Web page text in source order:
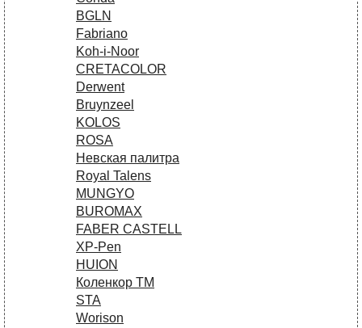
BGLN
Fabriano
Koh-i-Noor
CRETACOLOR
Derwent
Bruynzeel
KOLOS
ROSA
Невская палитра
Royal Talens
MUNGYO
BUROMAX
FABER CASTELL
XP-Pen
HUION
Коленкор ТМ
STA
Worison